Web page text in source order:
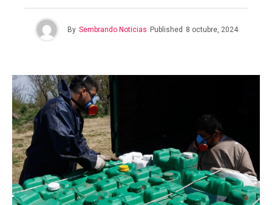
By Sembrando Noticias Published 8 octubre, 2024